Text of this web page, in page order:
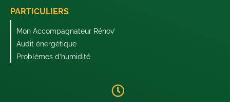
PARTICULIERS
Mon Accompagnateur Rénov’
Audit énergétique
Problèmes d’humidité